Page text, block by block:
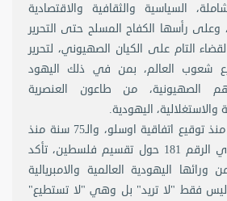
السياسية والثقافية والاقتصادية
وعلى رأسها الكفاح المسلح حتى التحرير
التام على الكيان الصهيوني، لتحرير
شعوب العالم، بمن في ذلك اليهود
الصهيونية، من طاعون العنصرية
والاستغلالية، اليهودية.
وطوال مدة الـ20 سنة منذ توقيع اتفاقية اوسلو، والـ75 سنة منذ
صدور القرار الاممي ذي الرقم 181 حول تقسيم فلسطين، تأكد
ورائها اليهودية العالمية والامبريالية
ليس فقط "لا تريد" بل وهي "لا تستطيع"